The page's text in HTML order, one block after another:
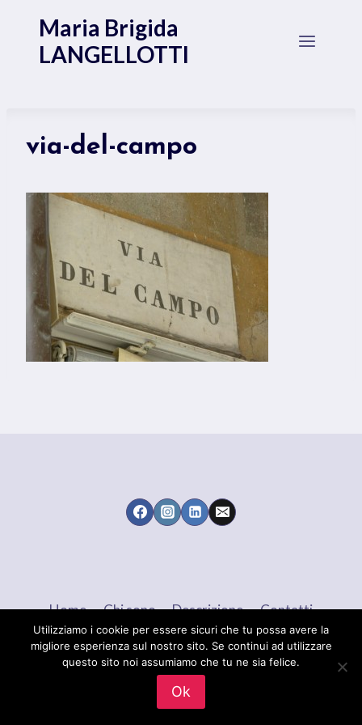
contenuto
Maria Brigida
LANGELLOTTI
via-del-campo
Home Chi sono Descrizione Contatti
© 2026 Maria Brigida LANGELLOTTI - Tema
WordPress diKadence WP
Utilizziamo i cookie per essere sicuri che tu possa avere la
migliore esperienza sul nostro sito. Se continui ad utilizzare
questo sito noi assumiamo che tu ne sia felice.
Ok